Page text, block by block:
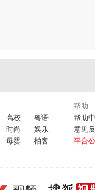
高校
粤语
时尚
娱乐
母婴 拍客
帮助
帮助
意见
平台